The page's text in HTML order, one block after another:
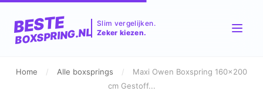
BESTE
BOXSPRING.NL
Slim vergelijken.
Zeker kiezen.
Home / Alle boxsprings /
Maxi Owen Boxspring 160x200
cm Gestoff...